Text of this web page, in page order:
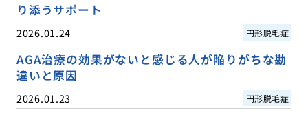
り添うサポート
2026.01.24 円形脱毛症
AGA治療の効果がないと感じる人が陥りがちな勘
違いと原因
2026.01.23 円形脱毛症